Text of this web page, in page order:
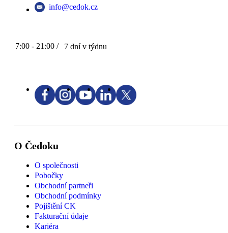
info@cedok.cz
7:00 - 21:00 / 7 dní v týdnu
O Čedoku
O společnosti
Pobočky
Obchodní partneři
Obchodní podmínky
Pojištění CK
Fakturační údaje
Kariéra